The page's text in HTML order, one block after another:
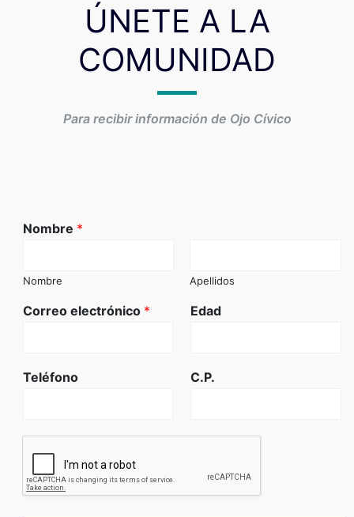
ÚNETE A LA
COMUNIDAD
Para recibir información de Ojo Cívico
Nombre *
Nombre Apellidos
Correo electrónico * Edad
Teléfono C.P.